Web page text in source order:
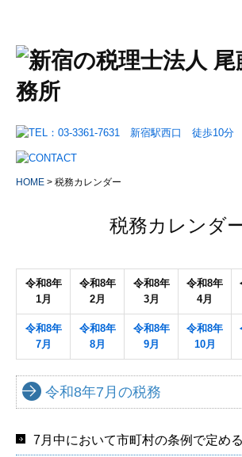
HOME
事務所案内
事務所概要
法人のお客様
会社設立をお考えのお客様
確定申告が必要なお客様
医療関係のお客様
社会福祉法人のお客様
HOME 税務カレンダー
税務カレンダ
令和8年
1月
令和8年
2月
令和8年
3月
令和8年
4月
令和8年
7月
令和8年
8月
令和8年
9月
令和8年
10月
令和8年7月の税務
7月中において市町村の条例で定め